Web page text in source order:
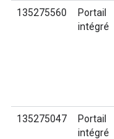
135275560
Portail
intégré
135275047
Portail
intégré